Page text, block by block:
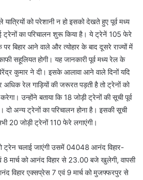
को परेशानी न हो इसको देखते हुए पूर्व मध्य
का परिचालन शुरू किया है। ये ट्रेनें 105 फेरे
बिहार आने वाले और त्योहार के बाद दूसरे राज्यों में
सहूलियत होगी। यह जानकारी पूर्व मध्य रेल के
कुमार ने दी। इसके आलावा आने वाले दिनों यदि
अधिक रेल गाड़ियों की जरूरत पड़ती है तो ट्रेनों को
उन्होंने बताया कि 18 जोड़ी ट्रेनों की सूची पूर्व
दो अन्य ट्रेनों का परिचालन होना है। इसकी सूची
20 जोड़ी ट्रेनों 110 फेरे लगाएंगी।
ट्रेन चलाई जाएंगी उसमें 04048 आनंद विहार-
मार्च को आनंद विहार से 23.00 बजे खुलेगी, वापसी
एक्सप्रेस 7 एवं 9 मार्च को मुजफ्फरपुर से